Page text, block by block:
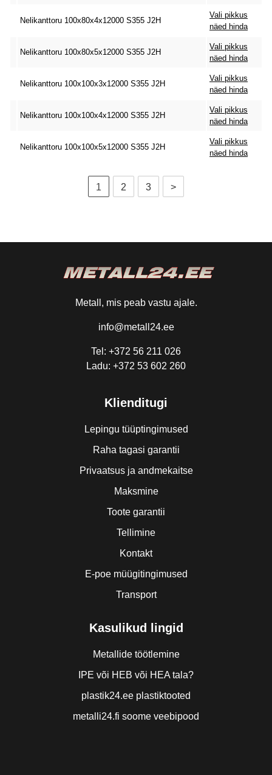
Nelikanttoru 100x80x4x12000 S355 J2H
Vali pikkus
näed hinda
Nelikanttoru 100x80x5x12000 S355 J2H
Vali pikkus
näed hinda
Nelikanttoru 100x100x3x12000 S355 J2H
Vali pikkus
näed hinda
Nelikanttoru 100x100x4x12000 S355 J2H
Vali pikkus
näed hinda
Nelikanttoru 100x100x5x12000 S355 J2H
Vali pikkus
näed hinda
1 2 3 >
Metall, mis peab vastu ajale.
info@metall24.ee
Tel: +372 56 211 026
Ladu: +372 53 602 260
Klienditugi
Lepingu tüüptingimused
Raha tagasi garantii
Privaatsus ja andmekaitse
Maksmine
Toote garantii
Tellimine
Kontakt
E-poe müügitingimused
Transport
Kasulikud lingid
Metallide töötlemine
IPE või HEB või HEA tala?
plastik24.ee plastiktooted
metalli24.fi soome veebipood